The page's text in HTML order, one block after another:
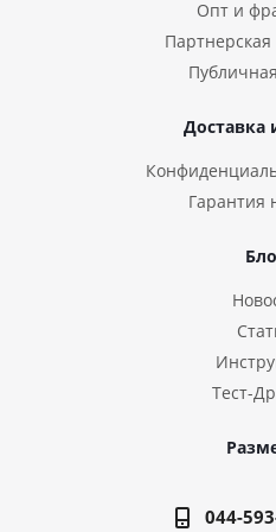
Опт и
Доставка
Гарантия
Тест-
044-